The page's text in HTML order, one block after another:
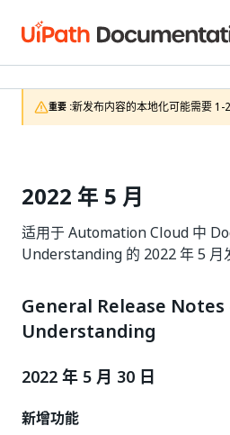
重要 :新发布内容的本地化可能需要 1-
2022 年 5 月
适用于 Automation Cloud 中
Understanding 的 2022 年 5 月
General Release
Understanding
2022 年 5 月 30 日
新增功能